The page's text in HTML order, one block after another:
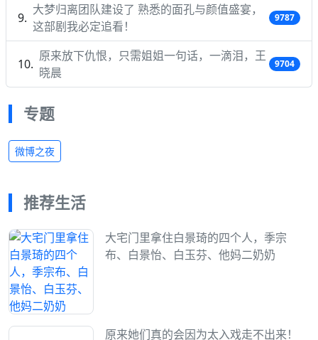
大梦归离团队建设了 熟悉的面孔与颜值盛宴，
这部剧我必定追看！
9787
原来放下仇恨，只需姐姐一句话，一滴泪，王
晓晨
9704
专题
微博之夜
推荐生活
大宅门里拿住白景琦的四个人，季宗
布、白景怡、白玉芬、他妈二奶奶
原来她们真的会因为太入戏走不出来！